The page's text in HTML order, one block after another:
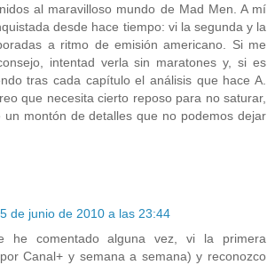
al maravilloso mundo de Mad Men. A mí
desde hace tiempo: vi la segunda y la
a ritmo de emisión americano. Si me
intentad verla sin maratones y, si es
tras cada capítulo el análisis que hace A.
que necesita cierto reposo para no saturar,
un montón de detalles que no podemos dejar
de junio de 2010 a las 23:44
he comentado alguna vez, vi la primera
Canal+ y semana a semana) y reconozco